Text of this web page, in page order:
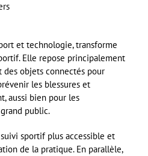
et technologie, transforme
Elle repose principalement
des objets connectés pour
les blessures et
aussi bien pour les
public.
sportif plus accessible et
de la pratique. En parallèle,